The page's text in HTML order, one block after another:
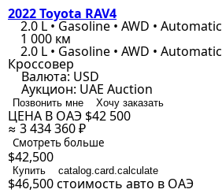
2022 Toyota RAV4
2.0 L • Gasoline • AWD • Automatic
1 000 км
2.0 L • Gasoline • AWD • Automatic
Кроссовер
Валюта: USD
Аукцион: UAE Auction
Позвонить мне Хочу заказать
ЦЕНА В ОАЭ $42 500
≈ 3 434 360 ₽
Смотреть больше
$42,500
Купить catalog.card.calculate
$46,500стоимость авто в ОАЭ